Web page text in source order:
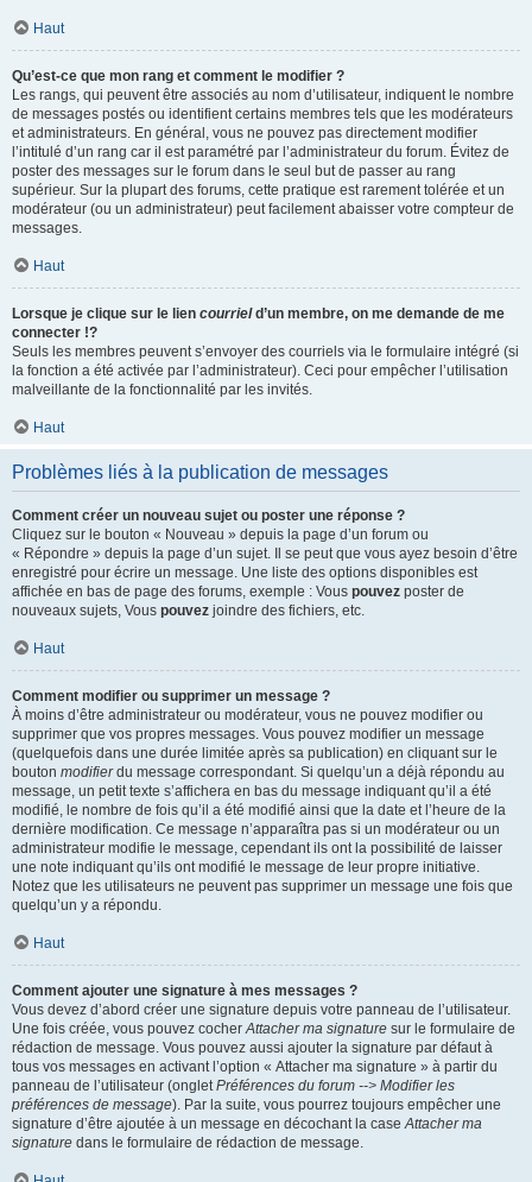
Haut
Qu’est-ce que mon rang et comment le modifier ?
Les rangs, qui peuvent être associés au nom d’utilisateur, indiquent le nombre
de messages postés ou identifient certains membres tels que les modérateurs
et administrateurs. En général, vous ne pouvez pas directement modifier
l’intitulé d’un rang car il est paramétré par l’administrateur du forum. Évitez de
poster des messages sur le forum dans le seul but de passer au rang
supérieur. Sur la plupart des forums, cette pratique est rarement tolérée et un
modérateur (ou un administrateur) peut facilement abaisser votre compteur de
messages.
Haut
Lorsque je clique sur le lien courrield’un membre, on me demande de me
connecter !?
Seuls les membres peuvent s’envoyer des courriels via le formulaire intégré (si
la fonction a été activée par l’administrateur). Ceci pour empêcher l’utilisation
malveillante de la fonctionnalité par les invités.
Haut
Problèmes liés à la publication de messages
Comment créer un nouveau sujet ou poster une réponse ?
Cliquez sur le bouton « Nouveau » depuis la page d’un forum ou
« Répondre » depuis la page d’un sujet. Il se peut que vous ayez besoin d’être
enregistré pour écrire un message. Une liste des options disponibles est
affichée en bas de page des forums, exemple : Vous pouvez poster de
nouveaux sujets, Vous pouvez joindre des fichiers, etc.
Haut
Comment modifier ou supprimer un message ?
À moins d’être administrateur ou modérateur, vous ne pouvez modifier ou
supprimer que vos propres messages. Vous pouvez modifier un message
(quelquefois dans une durée limitée après sa publication) en cliquant sur le
bouton modifierdu message correspondant. Si quelqu’un a déjà répondu au
message, un petit texte s’affichera en bas du message indiquant qu’il a été
modifié, le nombre de fois qu’il a été modifié ainsi que la date et l’heure de la
dernière modification. Ce message n’apparaîtra pas si un modérateur ou un
administrateur modifie le message, cependant ils ont la possibilité de laisser
une note indiquant qu’ils ont modifié le message de leur propre initiative.
Notez que les utilisateurs ne peuvent pas supprimer un message une fois que
quelqu’un y a répondu.
Haut
Comment ajouter une signature à mes messages ?
Vous devez d’abord créer une signature depuis votre panneau de l’utilisateur.
Une fois créée, vous pouvez cocherAttacher ma signature sur le formulaire de
rédaction de message. Vous pouvez aussi ajouter la signature par défaut à
tous vos messages en activant l’option « Attacher ma signature » à partir du
panneau de l’utilisateur (ongletPréférences du forum --> Modifier les
préférences de message). Par la suite, vous pourrez toujours empêcher une
signature d’être ajoutée à un message en décochant la caseAttacher ma
signature dans le formulaire de rédaction de message.